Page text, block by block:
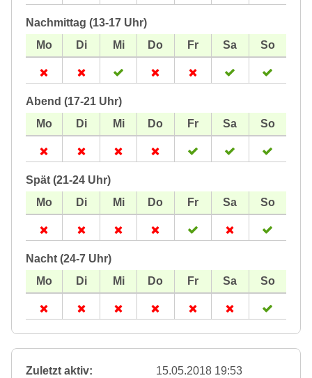
Nachmittag (13-17 Uhr)
Abend (17-21 Uhr)
Spät (21-24 Uhr)
Nacht (24-7 Uhr)
Zuletzt aktiv:
15.05.2018 19:53